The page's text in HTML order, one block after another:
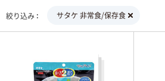
絞り込み サタケ 非常食/保存食